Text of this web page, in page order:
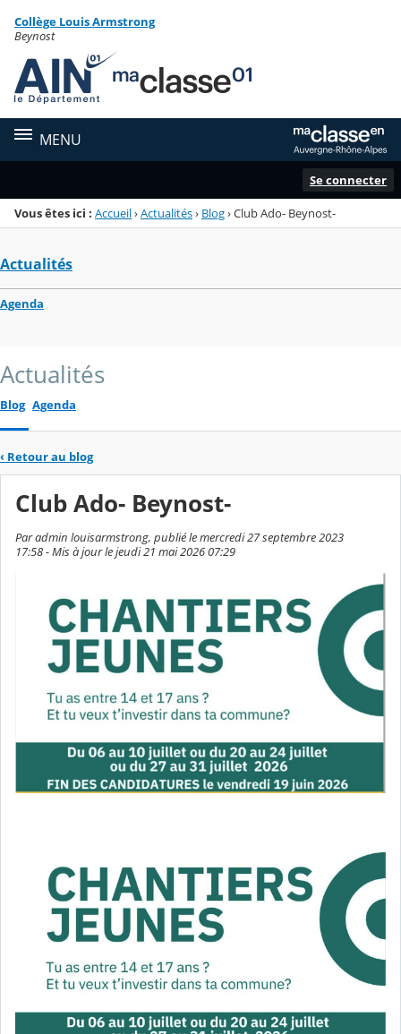
Menu de la rubrique
Contenu
Collège Louis Armstrong
Beynost
MENU
Se connecter
Vous êtes ici : Accueil›Actualités› Blog›Club Ado- Beynost-
Actualités
Agenda
Actualités
Blog Agenda
‹ Retour au blog
Club Ado- Beynost-
Par admin louisarmstrong, publié le mercredi 27 septembre 2023
17:58 - Mis à jour le jeudi 21 mai 2026 07:29